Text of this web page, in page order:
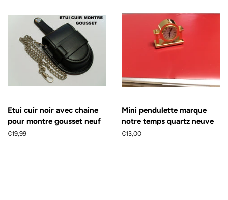
Etui cuir noir avec chaine
pour montre gousset neuf
Prix
€19,99
Mini pendulette marque
notre temps quartz neuve
Prix
€13,00